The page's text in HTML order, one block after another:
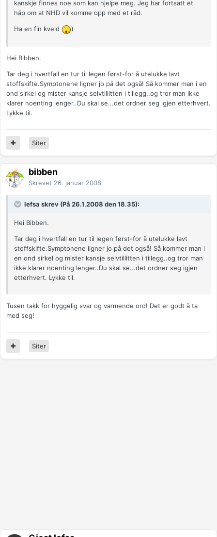
kanskje finnes noe som kan hjelpe meg. Jeg har fortsatt et
håp om at NHD vil komme opp med et råd.
Ha en fin kveld )
Hei Bibben.
Tar deg i hvertfall en tur til legen først-for å utelukke lavt
stoffskifte.Symptonene ligner jo på det også! Så kommer man i en
ond sirkel og mister kansje selvtillitten i tillegg..og tror man ikke
klarer noenting lenger..Du skal se...det ordner seg igjen etterhvert.
Lykke til.
Siter
bibben
Skrevet 26. januar 2008
lefsa skrev (På 26.1.2008 den 18.35):
Hei Bibben.
Tar deg i hvertfall en tur til legen først-for å utelukke lavt
stoffskifte.Symptonene ligner jo på det også! Så kommer man i
en ond sirkel og mister kansje selvtillitten i tillegg..og tror man
ikke klarer noenting lenger..Du skal se...det ordner seg igjen
etterhvert. Lykke til.
Tusen takk for hyggelig svar og varmende ord! Det er godt å ta
med seg!
Siter